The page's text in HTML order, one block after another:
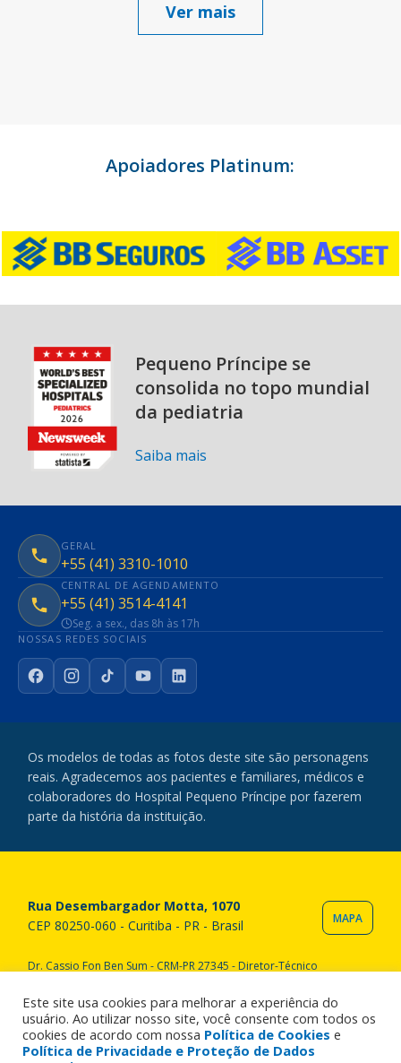
Ver mais
Apoiadores Platinum:
Pequeno Príncipe se
consolida no topo mundial
da pediatria
Saiba mais
GERAL
+55 (41) 3310-1010
CENTRAL DE AGENDAMENTO
+55 (41) 3514-4141
Seg. a sex., das 8h às 17h
NOSSAS REDES SOCIAIS
FacebookInstagram
TikTokYouTubeLinkedIn
Os modelos de todas as fotos deste site são personagens
reais. Agradecemos aos pacientes e familiares, médicos e
colaboradores do Hospital Pequeno Príncipe por fazerem
parte da história da instituição.
Rua Desembargador Motta, 1070
CEP 80250-060 - Curitiba - PR - Brasil
MAPA
Dr. Cassio Fon Ben Sum - CRM-PR 27345 - Diretor-Técnico
reservados. All rights reserved.
Este site usa cookies para melhorar a experiência do
usuário. Ao utilizar nosso site, você consente com todos os
cookies de acordo com nossa Política de Cookies e
Política de Privacidade e Proteção de Dados